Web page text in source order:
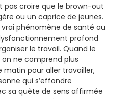
pas croire que le brown-out
ou un caprice de jeunes.
phénomène de santé au
profond
le travail. Quand le
ne comprend plus
matin pour aller travailler,
qui s’effondre
sa quête de sens affirmée